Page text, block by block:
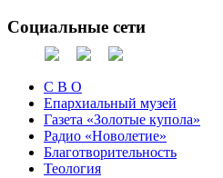
Социальные сети
С В О
Епархиальный музей
Газета «Золотые купола»
Радио «Новолетие»
Благотворительность
Теология